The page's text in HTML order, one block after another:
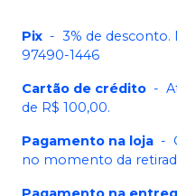
Pix - 3% de desconto.
97490-1446
Cartão de crédito -
de R$ 100,00.
Pagamento na loja -
no momento da